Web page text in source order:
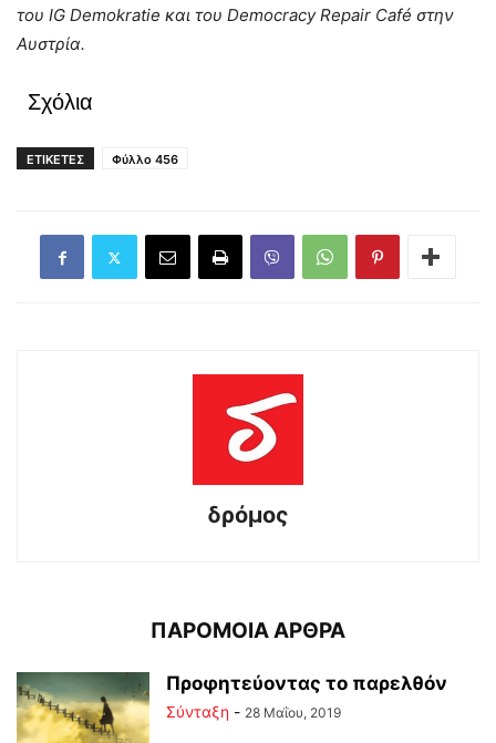
του IG Demokratie και του Democracy Repair Café στην
Αυστρία.
Σχόλια
ΕΤΙΚΕΤΕΣ Φύλλο 456
δρόμος
ΠΑΡΟΜΟΙΑ ΑΡΘΡΑ
Προφητεύοντας το παρελθόν
Σύνταξη - 28 Μαΐου, 2019